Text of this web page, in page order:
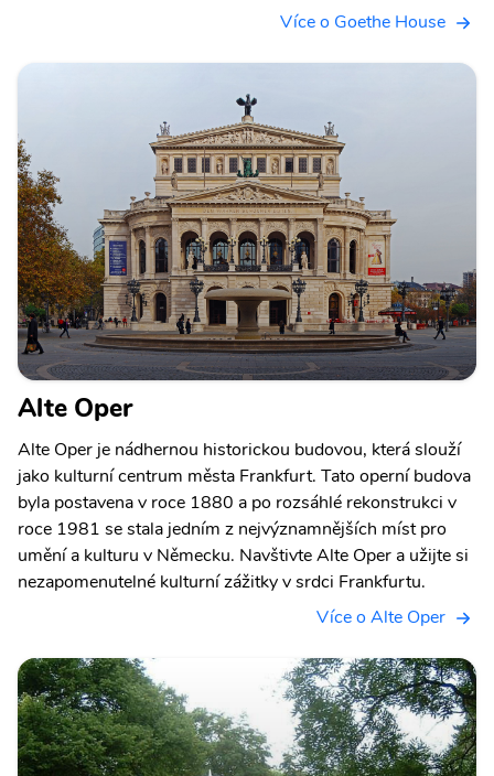
Více o Goethe House
Alte Oper
Alte Oper je nádhernou historickou budovou, která slouží
jako kulturní centrum města Frankfurt. Tato operní budova
byla postavena v roce 1880 a po rozsáhlé rekonstrukci v
roce 1981 se stala jedním z nejvýznamnějších míst pro
umění a kulturu v Německu. Navštivte Alte Oper a užijte si
nezapomenutelné kulturní zážitky v srdci Frankfurtu.
Více o Alte Oper